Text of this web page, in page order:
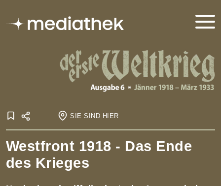
SIE SIND HIER
Startseite Onlineausstellungen
Der Erste Weltkrieg
Der Erste Weltkrieg - Ausgabe 6
Das Kriegsende
Westfront 1918 - Das Ende des Krieges
Westfront 1918 - Das Ende
des Krieges